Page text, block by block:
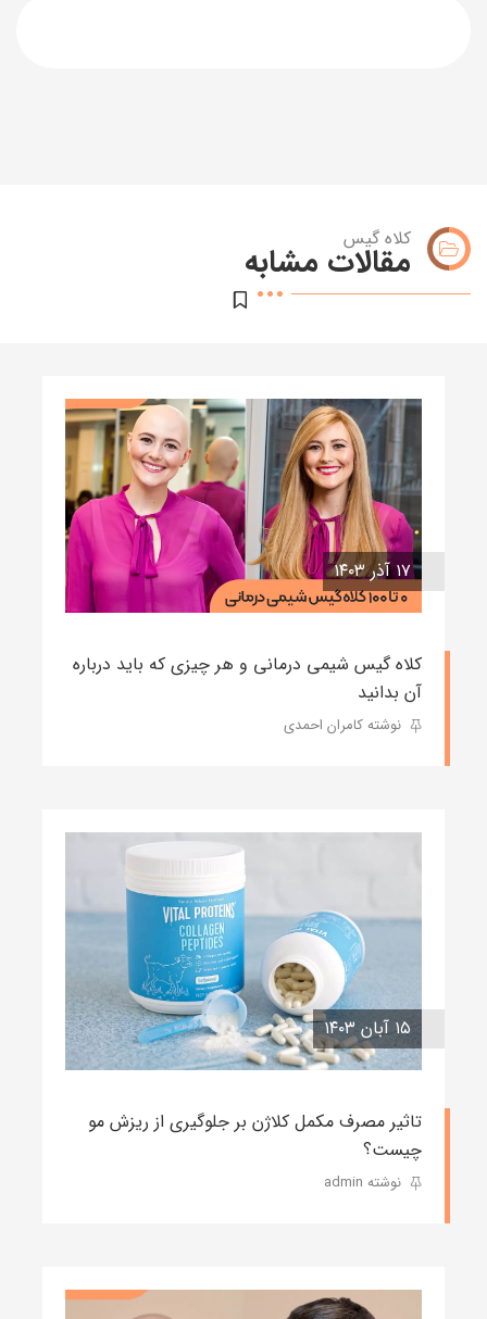
کلاه گیس
مقالات مشابه
۱۷ آذر ۱۴۰۳
کلاه گیس شیمی درمانی و هر چیزی که باید درباره
آن بدانید
نوشته کامران احمدی
۱۵ آبان ۱۴۰۳
تاثیر مصرف مکمل کلاژن بر جلوگیری از ریزش مو
چیست؟
نوشته admin